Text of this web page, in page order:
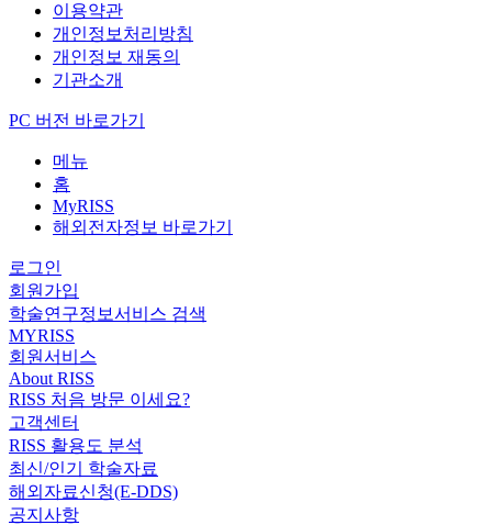
이용약관
개인정보처리방침
개인정보 재동의
기관소개
PC 버전 바로가기
메뉴
홈
MyRISS
해외전자정보 바로가기
로그인
회원가입
학술연구정보서비스 검색
MYRISS
회원서비스
About RISS
RISS 처음 방문 이세요?
고객센터
RISS 활용도 분석
최신/인기 학술자료
해외자료신청(E-DDS)
공지사항